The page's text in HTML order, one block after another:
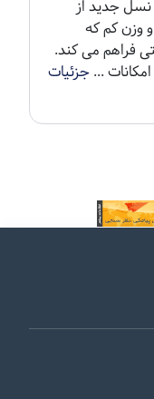
دستگاه کارتخوان مدل ANFO AF70 نسل جدید از
وزن کم که
فراهم می کند.
جزئیات